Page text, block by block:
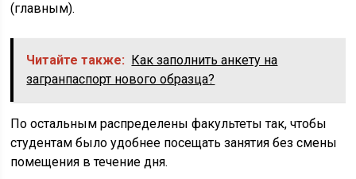
(главным).
Читайте также:
Как заполнить анкету на
загранпаспорт нового образца?
По остальным распределены факультеты так, чтобы
студентам было удобнее посещать занятия без смены
помещения в течение дня.